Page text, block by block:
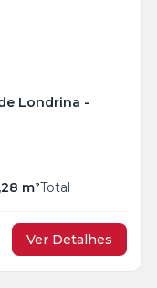
Londrina -
m²Total
Ver Detalhes